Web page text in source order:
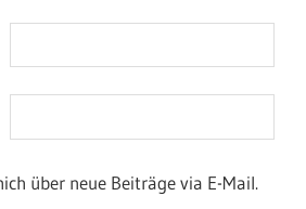
über neue Beiträge via E-Mail.